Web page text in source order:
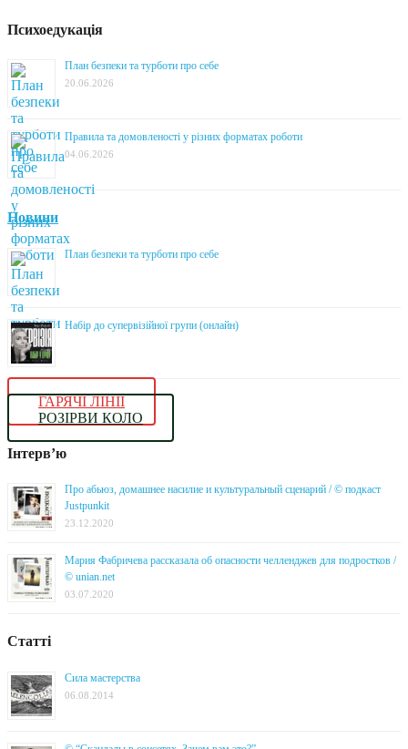
Психоедукація
План безпеки та турботи про себе
20.06.2026
Правила та домовленості у різних форматах роботи
04.06.2026
Новини
План безпеки та турботи про себе
Набір до супервізійної групи (онлайн)
ГАРЯЧІ ЛІНІЇ
РОЗІРВИ КОЛО
Інтерв’ю
Про абьюз, домашнее насилие и культуральный сценарий / © подкаст
Justpunkit
23.12.2020
Мария Фабричева рассказала об опасности челленджев для подростков /
© unian.net
03.07.2020
Статті
Сила мастерства
06.08.2014